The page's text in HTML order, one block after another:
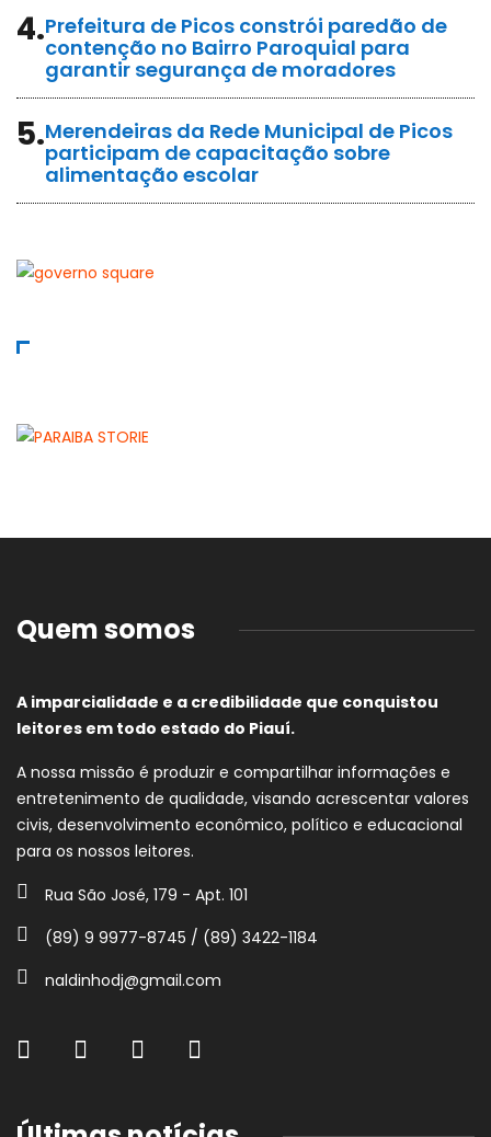
4.Prefeitura de Picos constrói paredão de
contenção no Bairro Paroquial para
garantir segurança de moradores
5.Merendeiras da Rede Municipal de Picos
participam de capacitação sobre
alimentação escolar
Quem somos
A imparcialidade e a credibilidade que conquistou
leitores em todo estado do Piauí.
A nossa missão é produzir e compartilhar informações e
entretenimento de qualidade, visando acrescentar valores
civis, desenvolvimento econômico, político e educacional
para os nossos leitores.
Rua São José, 179 - Apt. 101
(89) 9 9977-8745 / (89) 3422-1184
naldinhodj@gmail.com